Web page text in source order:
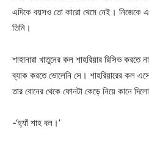
এদিকে বয়সও তো কারো থেমে নেই। নিজেকে
তিনি।
শাহানারা খাতুনের কল শাহরিয়ার রিসিভ
ব্যাক করতে ভোলেনি সে। শাহরিয়ারের কল
তার বোনের থেকে ফোনটা কেড়ে নিয়ে কানে
-‘হ্যাঁ শাহ বল।’